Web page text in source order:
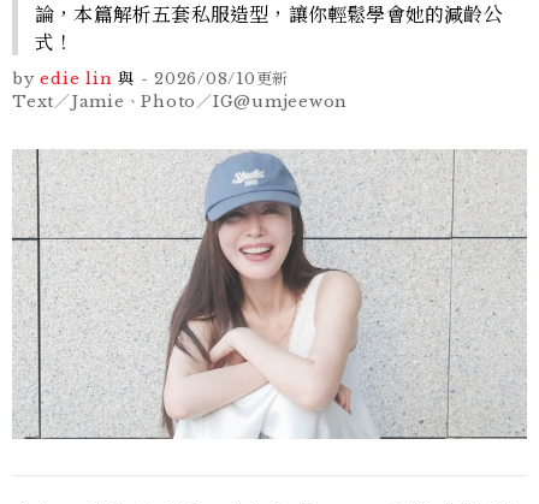
論，本篇解析五套私服造型，讓你輕鬆學會她的減齡公
式！
by edie lin 與 - 2026/08/10更新
Text／Jamie、Photo／IG@umjeewon